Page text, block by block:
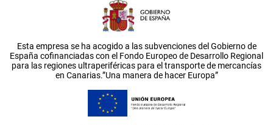
Esta empresa se ha acogido a las subvenciones del Gobierno de
España cofinanciadas con el Fondo Europeo de Desarrollo Regional
para las regiones ultraperiféricas para el transporte de mercancías
en Canarias.”Una manera de hacer Europa”